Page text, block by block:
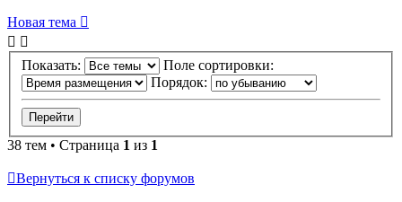
Новая тема
Показать:
Поле сортировки:
Порядок:
38 тем • Страница 1 из 1
Вернуться к списку форумов